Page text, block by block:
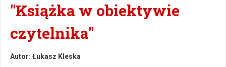
"Książka w obiektywie
czytelnika"
Autor: Łukasz Kleska